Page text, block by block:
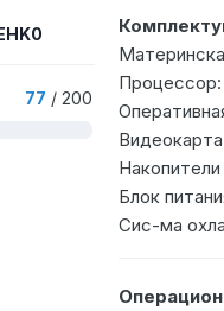
77 / 200
Накопители
Блок
Сис-ма